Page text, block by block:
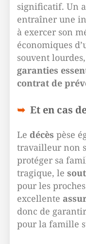
significatif. Un
entraîner une
à exercer son
économiques
souvent
garanties
contrat de
Et en cas
Le décès pèse
travailleur non
protéger sa
tragique, le
pour les
excellente
donc de
pour la famille